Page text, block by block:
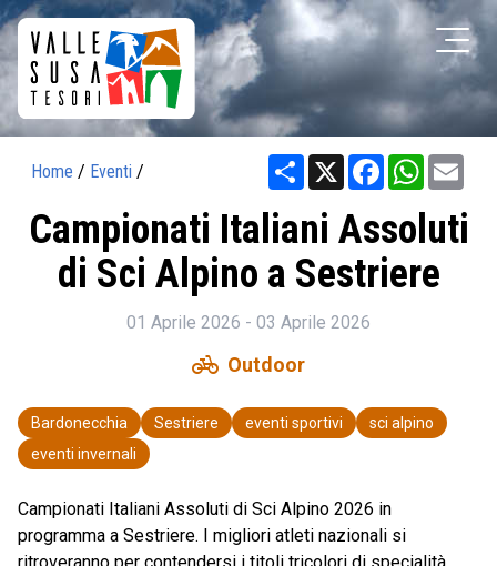
Home / Eventi / Share X Facebook
Campionati Italiani Assoluti
di Sci Alpino a Sestriere
01 Aprile 2026 - 03 Aprile 2026
pedal_bike Outdoor
Bardonecchia Sestriere eventi sportivi
sci alpino
eventi invernali
Campionati Italiani Assoluti di Sci Alpino 2026 in
programma a Sestriere. I migliori atleti nazionali si
ritroveranno per contendersi i titoli tricolori di specialità